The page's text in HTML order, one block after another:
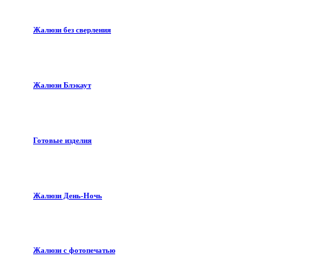
Жалюзи без сверления
Жалюзи Блэкаут
Готовые изделия
Жалюзи День-Ночь
Жалюзи с фотопечатью